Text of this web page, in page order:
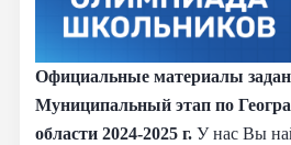
Официальные материалы
Муниципальный этап по
области 2024-2025 г. У нас Вы